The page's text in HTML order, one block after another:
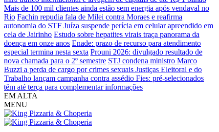
Mais de 100 mil clientes ainda estão sem energia após vendaval no
Rio Fachin repudia fala de Milei contra Moraes e reafirma
autonomia do STF Juíza suspende perícia em celular apreendido em
cela de Jairinho Estudo sobre hepatites virais traça panorama da
doença em onze anos Enade: prazo de recurso para atendimento
especial termina nesta sexta Prouni 2026: divulgado resultado de
nova chamada para o 2º semestre STJ condena ministro Marco
Buzzi a perda de cargo por crimes sexuais Justiças Eleitoral e do
Trabalho lançam campanha contra assédio Fies: pré-selecionados
têm até terça para complementar informações
EM ALTA
MENU